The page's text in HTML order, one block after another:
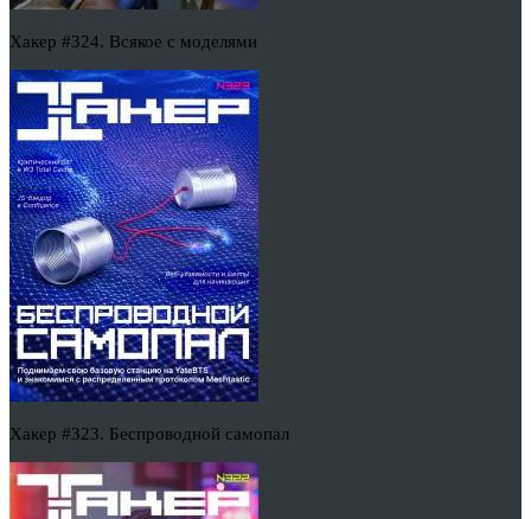
Хакер #324. Всякое с моделями
Хакер #323. Беспроводной самопал